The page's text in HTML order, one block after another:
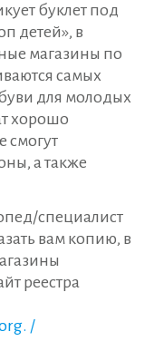
буклет под
детей», в
магазины по
самых
для молодых
хорошо
смогут
а также
специалист
вам копию, в
реестра
/